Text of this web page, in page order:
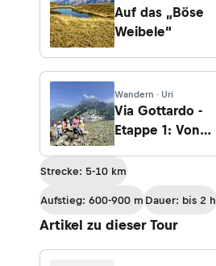
Auf das „Böse
Weibele“
Wandern · Uri
Via Gottardo -
Etappe 1: Von
Erstfeld
Strecke: 5-10 km
Aufstieg: 600-900 m Dauer: bis 2 h
Artikel zu dieser Tour